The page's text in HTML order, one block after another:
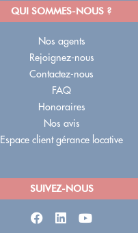
QUI SOMMES-NOUS ?
Nos agents
Rejoignez-nous
Contactez-nous
FAQ
Honoraires
Nos avis
Espace client gérance locative
SUIVEZ-NOUS